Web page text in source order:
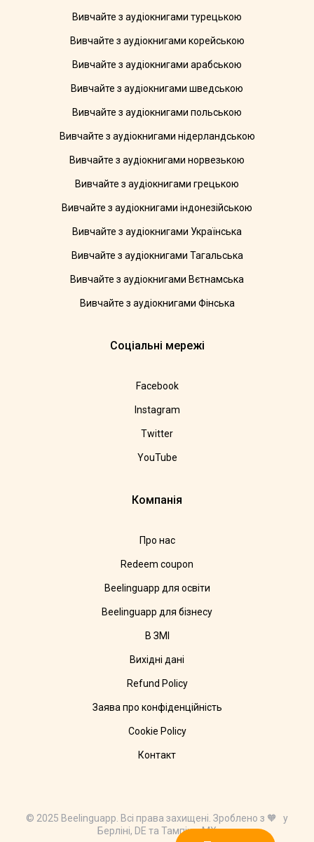
Вивчайте з аудіокнигами турецькою
Вивчайте з аудіокнигами корейською
Вивчайте з аудіокнигами арабською
Вивчайте з аудіокнигами шведською
Вивчайте з аудіокнигами польською
Вивчайте з аудіокнигами нідерландською
Вивчайте з аудіокнигами норвезькою
Вивчайте з аудіокнигами грецькою
Вивчайте з аудіокнигами індонезійською
Вивчайте з аудіокнигами Українська
Вивчайте з аудіокнигами Тагальська
Вивчайте з аудіокнигами Вєтнамська
Вивчайте з аудіокнигами Фінська
Соціальні мережі
Facebook
Instagram
Twitter
YouTube
Компанія
Про нас
Redeem coupon
Beelinguapp для освіти
Beelinguapp для бізнесу
В ЗМІ
Вихідні дані
Refund Policy
Заява про конфіденційність
Cookie Policy
Контакт
© 2025 Beelinguapp. Всі права захищені. Зроблено з 🧡 у
Берліні, DE та Тампіко, MX